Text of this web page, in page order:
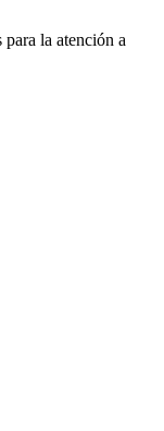
la atención a